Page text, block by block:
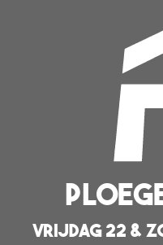
VRIJDAG 22 &